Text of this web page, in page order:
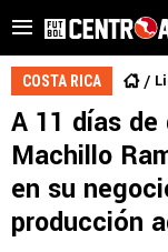
COSTA RICA
A 11 días
Machillo
en su
producción